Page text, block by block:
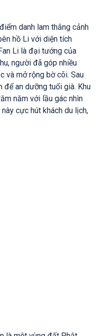
danh lam thắng cảnh
hồ Li với diện tích
Li là đại tướng của
người đã góp nhiều
và mở rộng bờ cõi. Sau
để an dưỡng tuổi già. Khu
năm với lầu gác nhìn
cực hút khách du lịch,